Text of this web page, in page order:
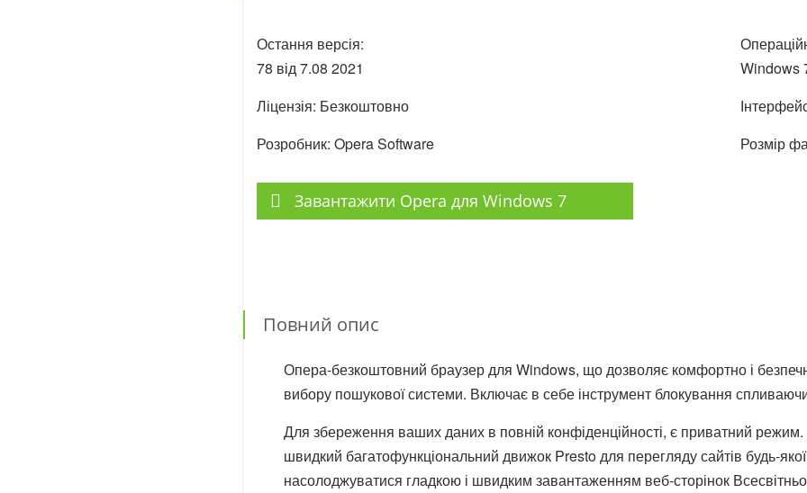
Остання версія:
78 від7.08 2021
Ліцензія: Безкоштовно
Розробник: Opera Software
Windows
Розмір
Завантажити Opera для Windows 7
Повний опис
Опера-безкоштовний браузер для Windows, що дозволяє комфортно і
вибору пошукової системи. Включає в себе інструмент блокування
Для збереження ваших даних в повній конфіденційності, є приватний
швидкий багатофункціональний движок Presto для перегляду сайтів будь-
насолоджуватися гладкою і швидким завантаженням веб-сторінок